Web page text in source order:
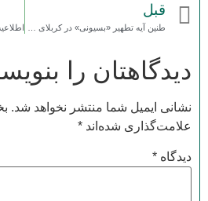
قبل
طنین آیه تطهیر «بسیونی» در کربلای معلی
دیدگاهتان را
نشانی ایمیل شما منتشر نخواهد شد.
علامت‌گذاری شده‌اند*
دیدگاه*